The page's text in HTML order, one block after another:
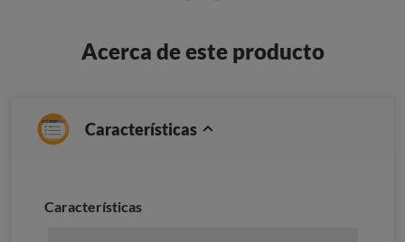
Acerca de este producto
Características
Características